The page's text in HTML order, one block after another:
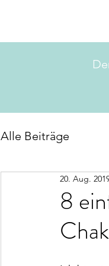
Alle Beiträge
8
20. Aug.